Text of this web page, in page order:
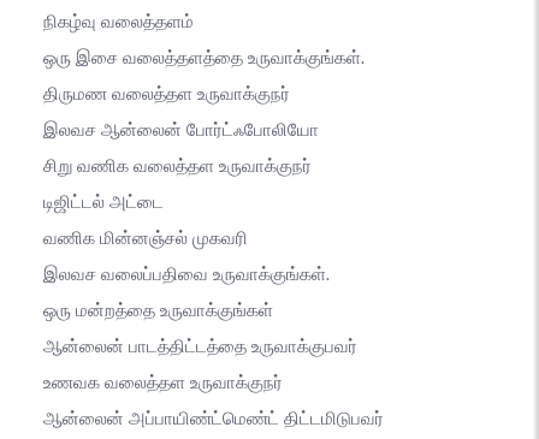
நிகழ்வு வலைத்தளம்
ஒரு இசை வலைத்தளத்தை உருவாக்குங்கள்.
திருமண வலைத்தள உருவாக்குநர்
இலவச ஆன்லைன் போர்ட்ஃபோலியோ
சிறு வணிக வலைத்தள உருவாக்குநர்
டிஜிட்டல் அட்டை
வணிக மின்னஞ்சல் முகவரி
இலவச வலைப்பதிவை உருவாக்குங்கள்.
ஒரு மன்றத்தை உருவாக்குங்கள்
ஆன்லைன் பாடத்திட்டத்தை உருவாக்குபவர்
உணவக வலைத்தள உருவாக்குநர்
ஆன்லைன் அப்பாயிண்ட்மெண்ட் திட்டமிடுபவர்